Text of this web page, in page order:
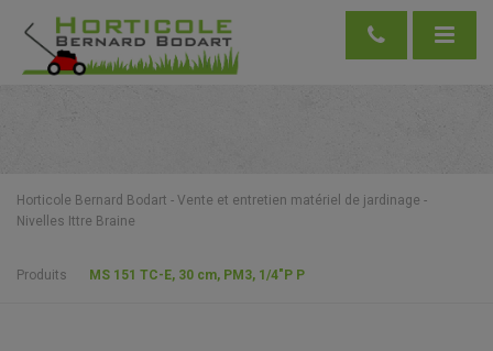
Horticole Bernard Bodart - Vente et entretien matériel de jardinage -
Nivelles Ittre Braine
Produits MS 151 TC-E, 30 cm, PM3, 1/4″P P